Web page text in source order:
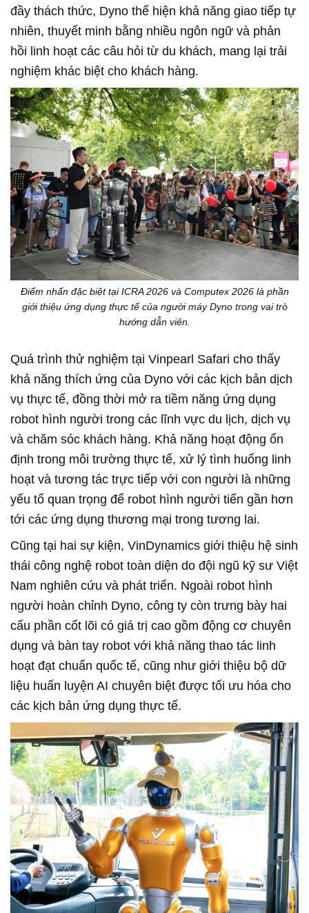
đầy thách thức, Dyno thể hiện khả năng giao tiếp tự
nhiên, thuyết minh bằng nhiều ngôn ngữ và phản
hồi linh hoạt các câu hỏi từ du khách, mang lại trải
nghiệm khác biệt cho khách hàng.
Điểm nhấn đặc biệt tại ICRA 2026 và Computex 2026 là phần
giới thiệu ứng dụng thực tế của người máy Dyno trong vai trò
hướng dẫn viên.
Quá trình thử nghiệm tại Vinpearl Safari cho thấy
khả năng thích ứng của Dyno với các kịch bản dịch
vụ thực tế, đồng thời mở ra tiềm năng ứng dụng
robot hình người trong các lĩnh vực du lịch, dịch vụ
và chăm sóc khách hàng. Khả năng hoạt động ổn
định trong môi trường thực tế, xử lý tình huống linh
hoạt và tương tác trực tiếp với con người là những
yếu tố quan trọng để robot hình người tiến gần hơn
tới các ứng dụng thương mại trong tương lai.
Cũng tại hai sự kiện, VinDynamics giới thiệu hệ sinh
thái công nghệ robot toàn diện do đội ngũ kỹ sư Việt
Nam nghiên cứu và phát triển. Ngoài robot hình
người hoàn chỉnh Dyno, công ty còn trưng bày hai
cấu phần cốt lõi có giá trị cao gồm động cơ chuyên
dụng và bàn tay robot với khả năng thao tác linh
hoạt đạt chuẩn quốc tế, cũng như giới thiệu bộ dữ
liệu huấn luyện AI chuyên biệt được tối ưu hóa cho
các kịch bản ứng dụng thực tế.